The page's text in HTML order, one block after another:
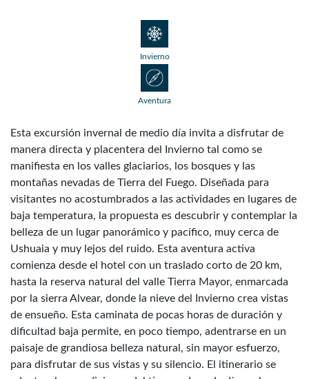
Invierno
Aventura
Esta excursión invernal de medio día invita a disfrutar de
manera directa y placentera del Invierno tal como se
manifiesta en los valles glaciarios, los bosques y las
montañas nevadas de Tierra del Fuego. Diseñada para
visitantes no acostumbrados a las actividades en lugares de
baja temperatura, la propuesta es descubrir y contemplar la
belleza de un lugar panorámico y pacífico, muy cerca de
Ushuaia y muy lejos del ruido. Esta aventura activa
comienza desde el hotel con un traslado corto de 20 km,
hasta la reserva natural del valle Tierra Mayor, enmarcada
por la sierra Alvear, donde la nieve del Invierno crea vistas
de ensueño. Esta caminata de pocas horas de duración y
dificultad baja permite, en poco tiempo, adentrarse en un
paisaje de grandiosa belleza natural, sin mayor esfuerzo,
para disfrutar de sus vistas y su silencio. El itinerario se